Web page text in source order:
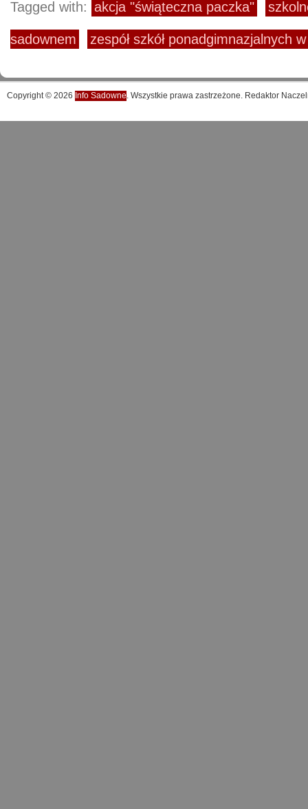
Tagged with: akcja "świąteczna paczka"
sadownem zespół szkół ponadgimnazjalnych
Copyright © 2026 Info Sadowne. Wszystkie prawa zastrzeżone. Redaktor